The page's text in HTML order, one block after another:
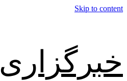
Skip to content
خبرگزاری